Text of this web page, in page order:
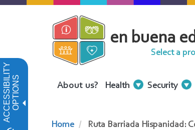
ACCESSIBILITYOPTIONS
Skip
en buena
Select a
Menu
About us? Health Security
Home Ruta Barriada Hispanidad: